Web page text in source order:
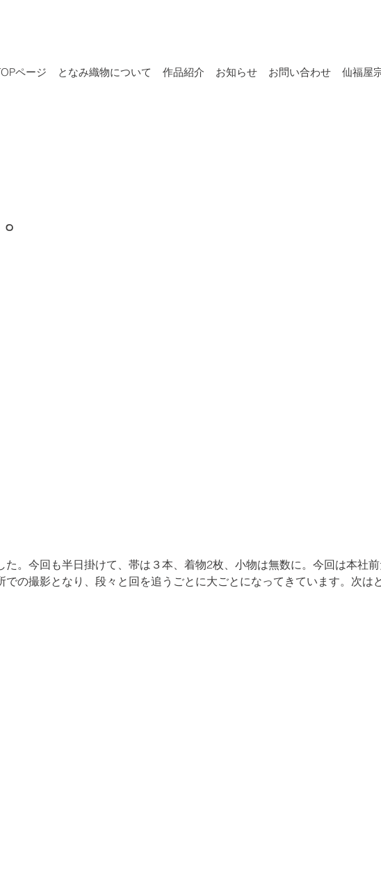
ページ となみ織物について 作品紹介 お知らせ お問い合わせ 仙福屋
。今回も半日掛けて、帯は３本、着物2枚、小物は無数に。今回は本社
の撮影となり、段々と回を追うごとに大ごとになってきています。次は